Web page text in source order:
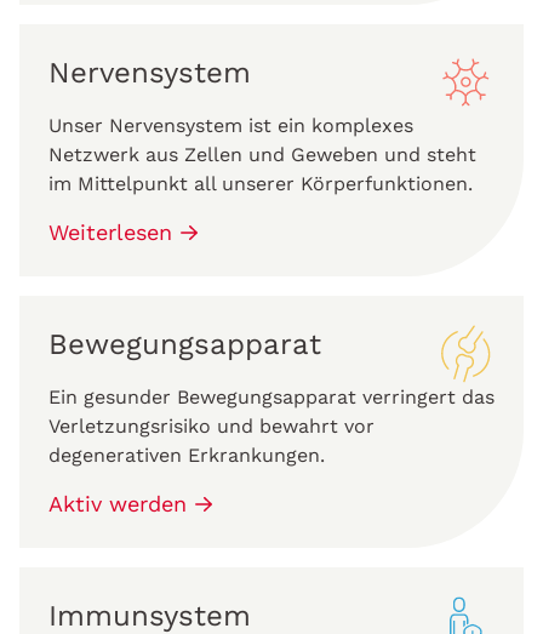
Nervensystem
Unser Nervensystem ist ein komplexes
Netzwerk aus Zellen und Geweben und steht
im Mittelpunkt all unserer Körperfunktionen.
Weiterlesen
Bewegungsapparat
Ein gesunder Bewegungsapparat verringert das
Verletzungsrisiko und bewahrt vor
degenerativen Erkrankungen.
Aktiv werden
Immunsystem